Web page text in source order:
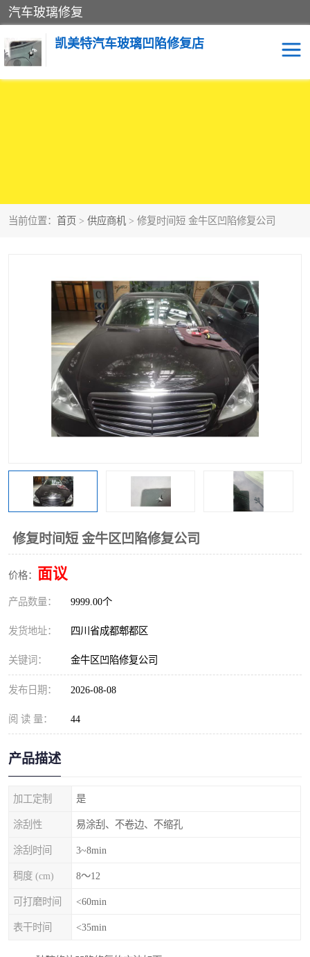
汽车玻璃修复
凯美特汽车玻璃凹陷修复店
当前位置： 首页 > 供应商机 > 修复时间短 金牛区凹陷修复公司
修复时间短 金牛区凹陷修复公司
价格： 面议
产品数量： 9999.00个
发货地址： 四川省成都郫都区
关键词： 金牛区凹陷修复公司
发布日期： 2026-08-08
阅 读 量： 44
产品描述
加工定制 是
涂刮性 易涂刮、不卷边、不缩孔
涂刮时间 3~8min
稠度 (cm) 8～12
可打磨时间 <60min
表干时间 <35min